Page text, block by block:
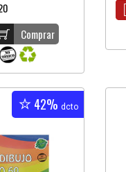
Comprar
42% dcto